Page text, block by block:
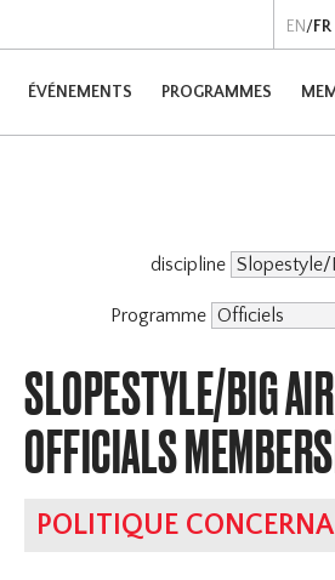
EN/FR
ÉVÉNEMENTS PROGRAMMES
discipline
Programme
SLOPESTYLE/BIG
OFFICIALS
POLITIQUE